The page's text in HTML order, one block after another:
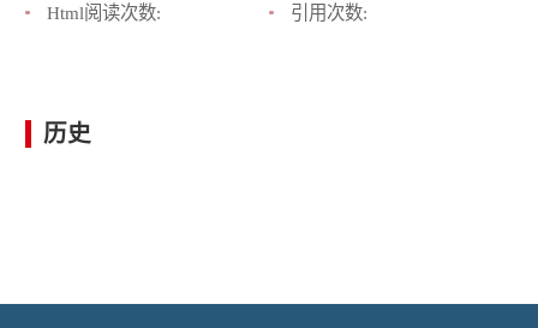
Html阅读次数:
引用次数:
历史